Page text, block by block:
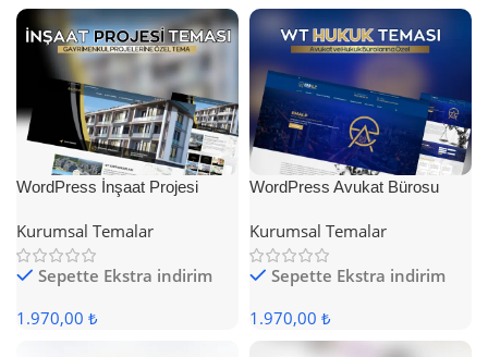
WordPress İnşaat Projesi
Kurumsal Temalar
Sepette Ekstra indirim
1.970,00 ₺
WordPress Avukat Bürosu
Kurumsal Temalar
Sepette Ekstra indirim
1.970,00 ₺